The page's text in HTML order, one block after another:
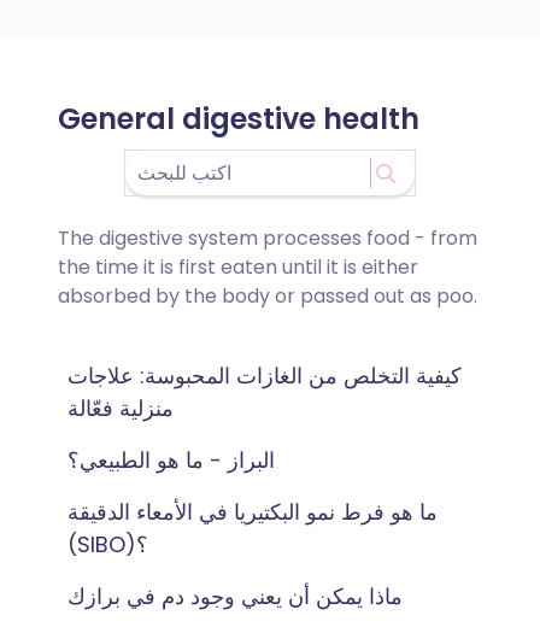
General digestive health
The digestive system processes food - from
the time it is first eaten until it is either
absorbed by the body or passed out as poo.
كيفية التخلص من الغازات المحبوسة: علاجات
منزلية فعّالة
البراز - ما هو الطبيعي؟
ما هو فرط نمو البكتيريا في الأمعاء الدقيقة
(SIBO)؟
ماذا يمكن أن يعني وجود دم في برازك